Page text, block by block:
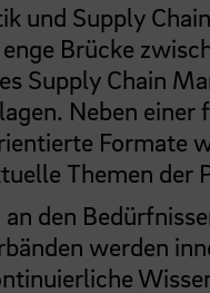
und Supply
Brücke
Supply Chain
Neben
Formate
Themen der
an den
werden